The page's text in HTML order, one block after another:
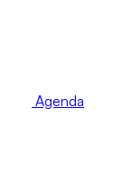
Agenda